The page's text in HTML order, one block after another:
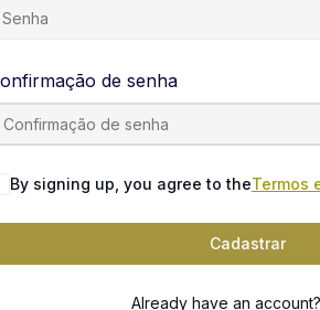
de senha
By signing up, you agree to theTermos
Cadastrar
Already have an account?